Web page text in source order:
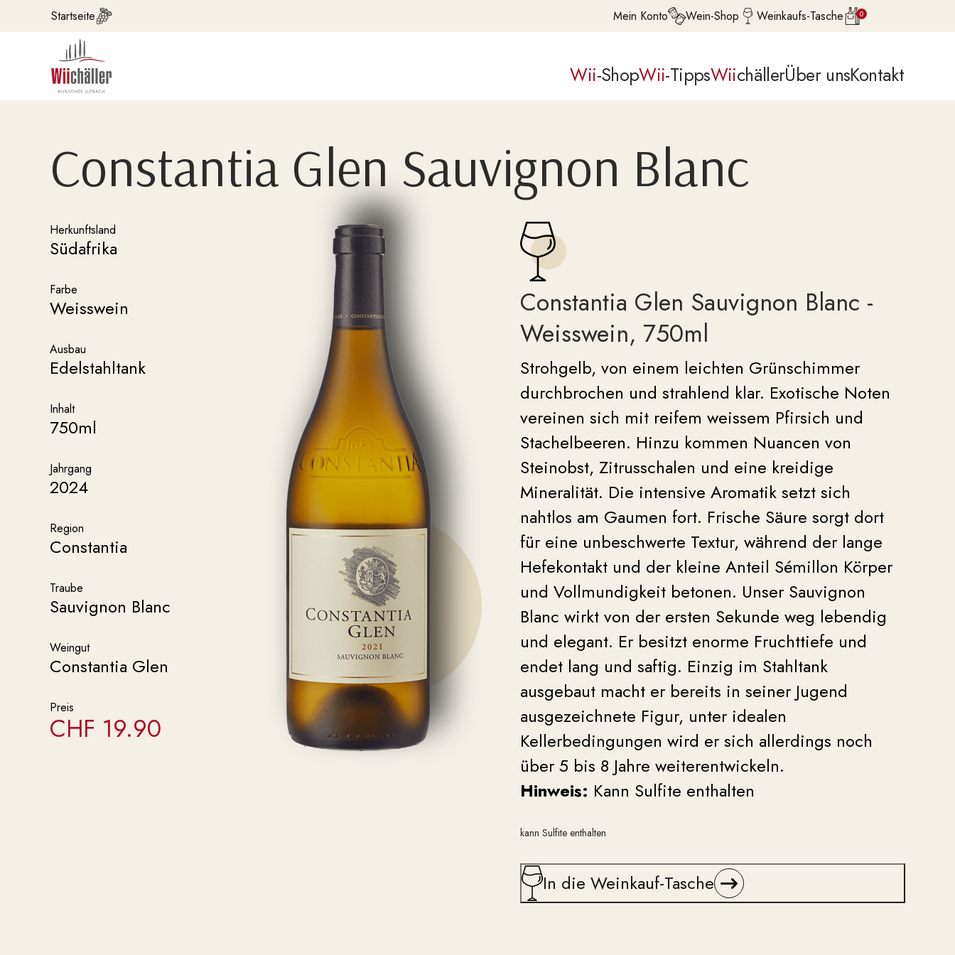
Startseite Mein Konto Wein-Shop Weinkaufs-Tasche 0
Wii-ShopWii-TippsWiichällerÜber unsKontakt
Constantia Glen Sauvignon Blanc
Herkunftsland
Südafrika
Farbe
Weisswein
Ausbau
Edelstahltank
Inhalt
750ml
Jahrgang
2024
Region
Constantia
Traube
Sauvignon Blanc
Weingut
Constantia Glen
Preis
CHF 19.90
Constantia Glen Sauvignon Blanc -
Weisswein, 750ml
Strohgelb, von einem leichten Grünschimmer
durchbrochen und strahlend klar. Exotische Noten
vereinen sich mit reifem weissem Pfirsich und
Stachelbeeren. Hinzu kommen Nuancen von
Steinobst, Zitrusschalen und eine kreidige
Mineralität. Die intensive Aromatik setzt sich
nahtlos am Gaumen fort. Frische Säure sorgt dort
für eine unbeschwerte Textur, während der lange
Hefekontakt und der kleine Anteil Sémillon Körper
und Vollmundigkeit betonen. Unser Sauvignon
Blanc wirkt von der ersten Sekunde weg lebendig
und elegant. Er besitzt enorme Fruchttiefe und
endet lang und saftig. Einzig im Stahltank
ausgebaut macht er bereits in seiner Jugend
ausgezeichnete Figur, unter idealen
Kellerbedingungen wird er sich allerdings noch
über 5 bis 8 Jahre weiterentwickeln.
Hinweis: Kann Sulfite enthalten
kann Sulfite enthalten
In die Weinkauf-Tasche